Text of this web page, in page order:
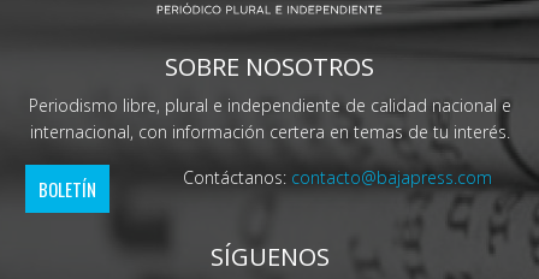
SOBRE NOSOTROS
Periodismo libre, plural e independiente de calidad nacional e
internacional, con información certera en temas de tu interés.
BOLETÍN Contáctanos: contacto@bajapress.com
SÍGUENOS